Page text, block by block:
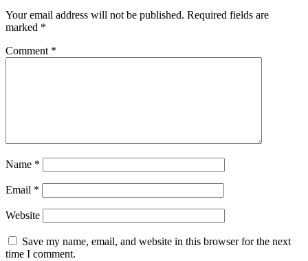
Your email address will not be published. Required fields are
marked *
Comment *
Name *
Email *
Website
Save my name, email, and website in this browser for the next
time I comment.